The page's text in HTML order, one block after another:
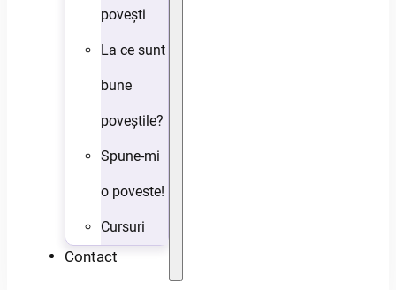
povești
La ce sunt
bune
poveștile?
Spune-mi
o poveste!
Cursuri
Contact